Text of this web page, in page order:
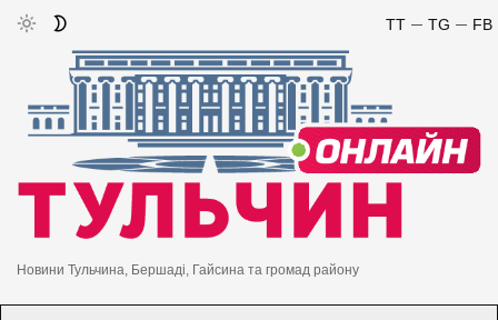
FB
TG
TT
Новини Тульчина, Бершаді, Гайсина та громад району